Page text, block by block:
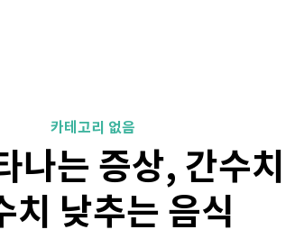
카테고리 없음
나는 증상, 간수
치 낮추는 음식